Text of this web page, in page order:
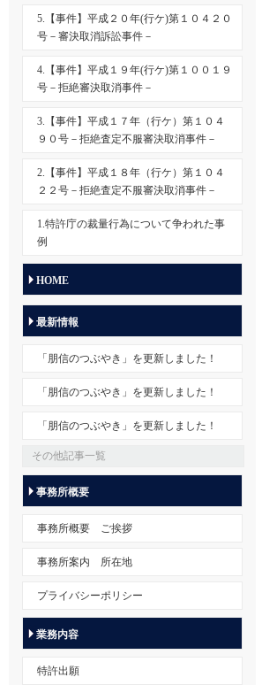
5.【事件】平成２０年(行ケ)第１０４２０
号－審決取消訴訟事件－
4.【事件】平成１９年(行ケ)第１００１９
号－拒絶審決取消事件－
3.【事件】平成１７年（行ケ）第１０４
９０号－拒絶査定不服審決取消事件－
2.【事件】平成１８年（行ケ）第１０４
２２号－拒絶査定不服審決取消事件－
1.特許庁の裁量行為について争われた事
例
HOME
最新情報
「朋信のつぶやき」を更新しました！
「朋信のつぶやき」を更新しました！
「朋信のつぶやき」を更新しました！
その他記事一覧
事務所概要
事務所概要 ご挨拶
事務所案内 所在地
プライバシーポリシー
業務内容
特許出願